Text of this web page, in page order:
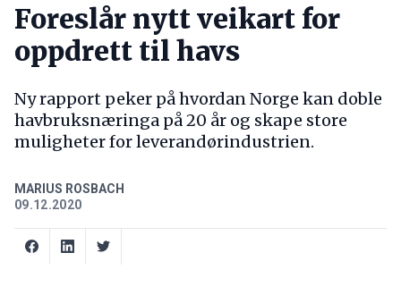
Foreslår nytt veikart for
oppdrett til havs
Ny rapport peker på hvordan Norge kan doble
havbruksnæringa på 20 år og skape store
muligheter for leverandørindustrien.
MARIUS ROSBACH
09.12.2020